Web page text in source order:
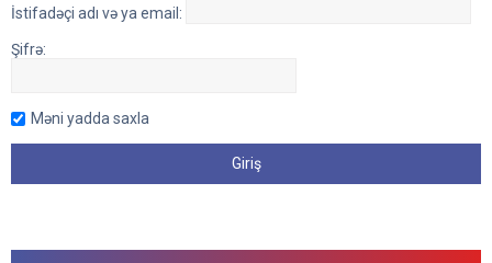
İstifadəçi adı və ya email:
Şifrə:
Məni yadda saxla